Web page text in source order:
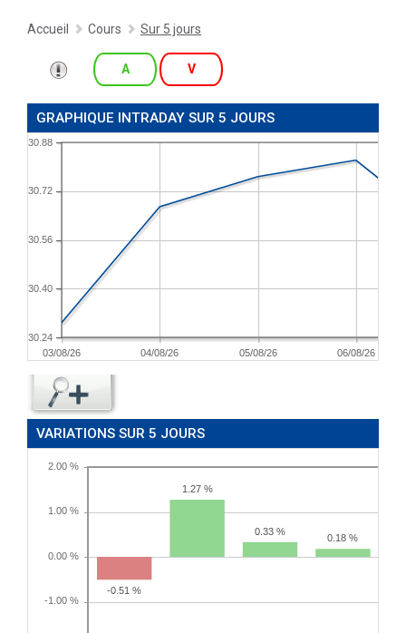
Accueil Cours Sur 5 jours
A V
GRAPHIQUE INTRADAY SUR 5 JOURS
03/08/26 04/08/26 05/08/26 06/08/26
30.24
30.40
30.56
30.72
30.88
VARIATIONS SUR 5 JOURS